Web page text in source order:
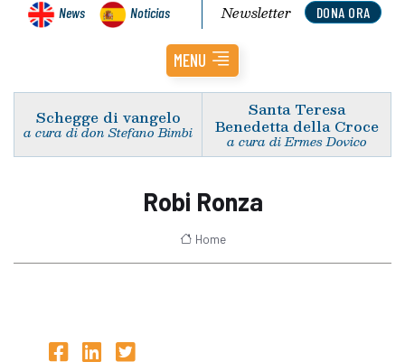
News Noticias DONA ORA
Newsletter
MENU
Schegge di vangelo
a cura di don Stefano Bimbi
Santa Teresa
Benedetta della Croce
a cura di Ermes Dovico
Robi Ronza
Home